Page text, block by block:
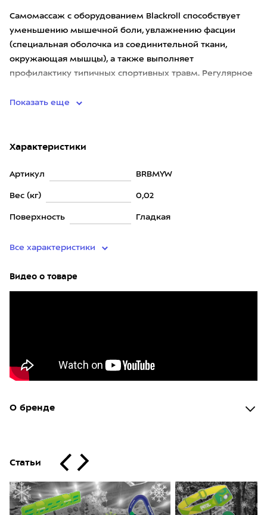
Самомассаж с оборудованием Blackroll способствует
уменьшению мышечной боли, увлажнению фасции
(специальная оболочка из соединительной ткани,
окружающая мышцы), а также выполняет
профилактику типичных спортивных травм. Регулярное
Показать еще
Характеристики
Артикул BRBMYW
Вес (кг) 0,02
Поверхность Гладкая
Все характеристики
Видео о товаре
О бренде
Статьи